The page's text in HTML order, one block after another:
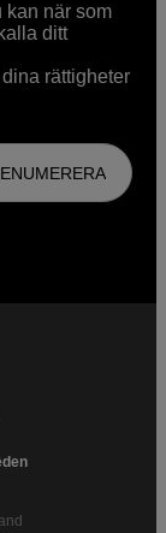
kan när som
ditt
rättigheter